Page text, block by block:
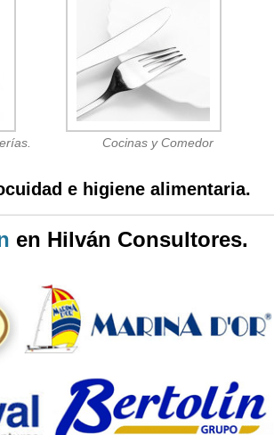
Cocinas y Comedor
e higiene alimentaria.
en Hilván Consultores.